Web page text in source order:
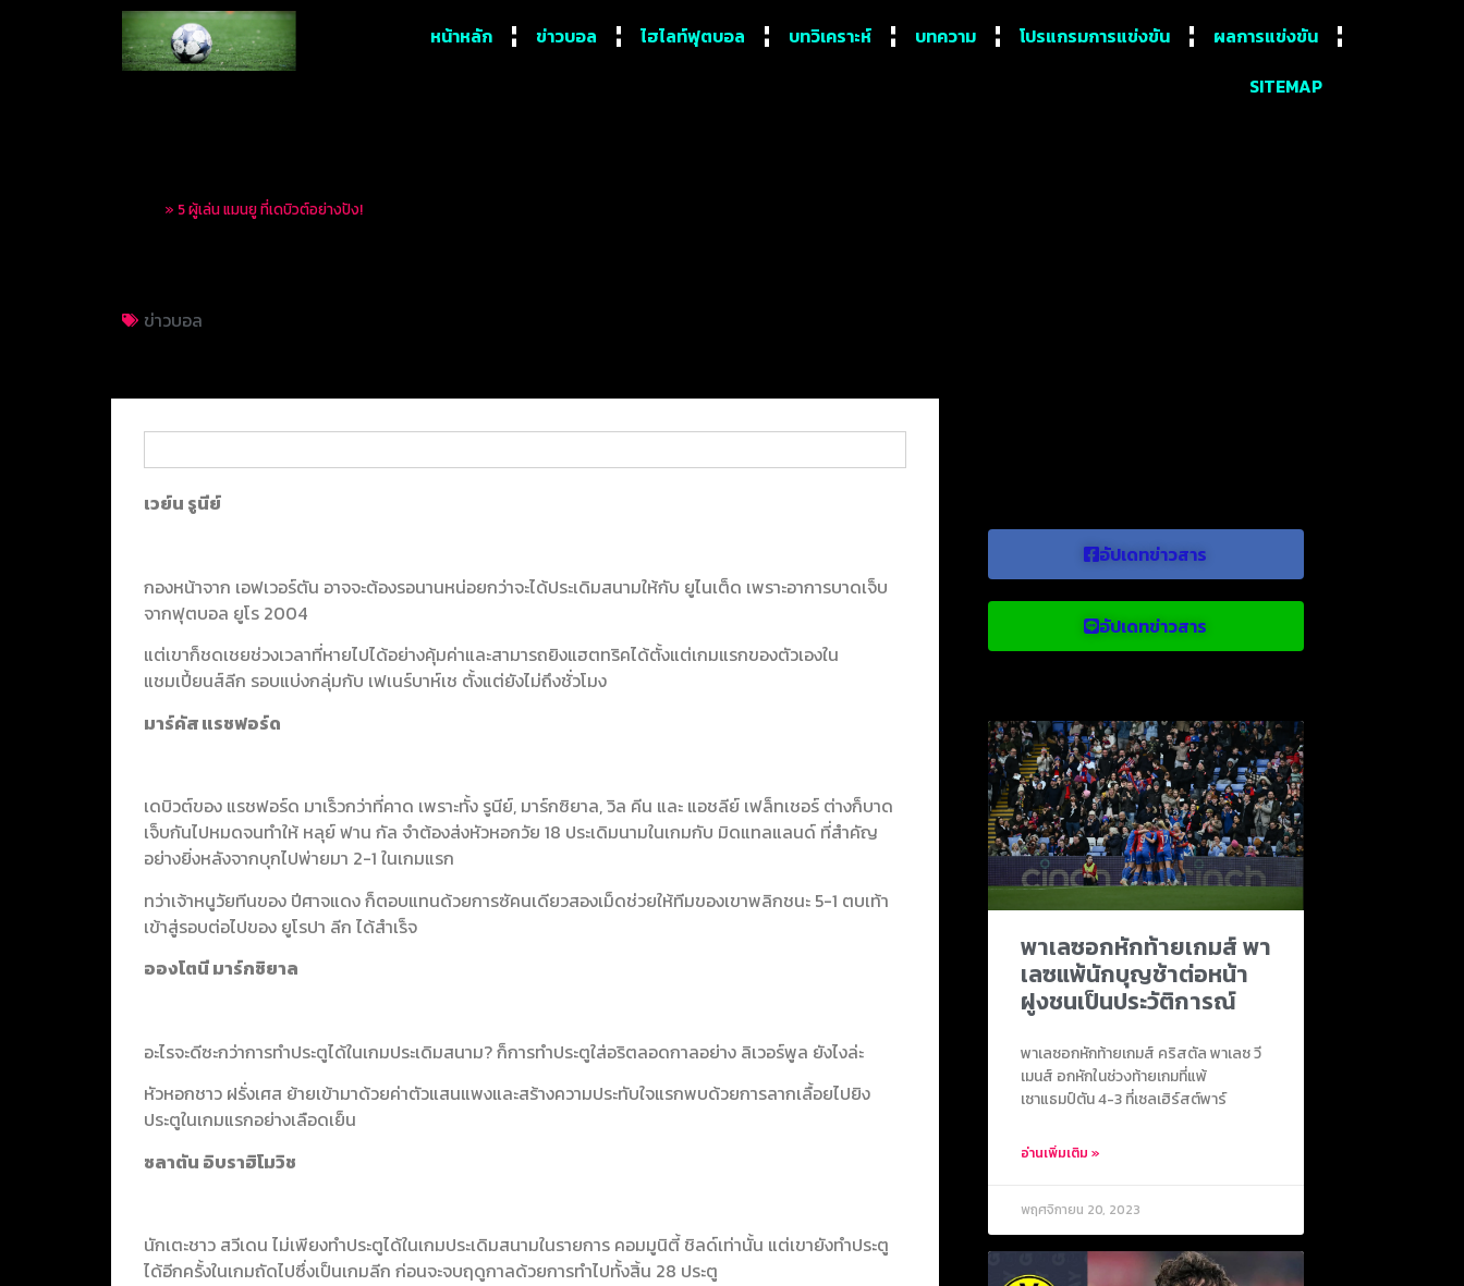
หน้าหลัก ข่าวบอล ไฮไลท์ฟุตบอล บทวิเคราะห์ บทความ โปรแกรมการแข่งขัน
ผลการแข่งขัน
SITEMAP
» 5 ผู้เล่น แมนยู ที่เดบิวต์อย่างปัง!
ข่าวบอล
เวย์น รูนีย์
กองหน้าจาก เอฟเวอร์ตัน อาจจะต้องรอนานหน่อยกว่าจะได้ประเดิมสนามให้กับ ยูไนเต็ด เพราะอาการบาดเจ็บ
จากฟุตบอล ยูโร 2004
แต่เขาก็ชดเชยช่วงเวลาที่หายไปได้อย่างคุ้มค่าและสามารถยิงแฮตทริคได้ตั้งแต่เกมแรกของตัวเองใน
แชมเปี้ยนส์ลีก รอบแบ่งกลุ่มกับ เฟเนร์บาห์เช ตั้งแต่ยังไม่ถึงชั่วโมง
มาร์คัส แรชฟอร์ด
เดบิวต์ของ แรชฟอร์ด มาเร็วกว่าที่คาด เพราะทั้ง รูนีย์, มาร์กซิยาล, วิล คีน และ แอชลีย์ เฟล็ทเชอร์ ต่างก็บาด
เจ็บกันไปหมดจนทำให้ หลุย์ ฟาน กัล จำต้องส่งหัวหอกวัย 18 ประเดิมนามในเกมกับ มิดแทลแลนด์ ที่สำคัญ
อย่างยิ่งหลังจากบุกไปพ่ายมา 2-1 ในเกมแรก
ทว่าเจ้าหนูวัยทีนของ ปีศาจแดง ก็ตอบแทนด้วยการซัคนเดียวสองเม็ดช่วยให้ทีมของเขาพลิกชนะ 5-1 ตบเท้า
เข้าสู่รอบต่อไปของ ยูโรปา ลีก ได้สำเร็จ
อองโตนี มาร์กซิยาล
อะไรจะดีซะกว่าการทำประตูได้ในเกมประเดิมสนาม? ก็การทำประตูใส่อริตลอดกาลอย่าง ลิเวอร์พูล ยังไงล่ะ
หัวหอกชาว ฝรั่งเศส ย้ายเข้ามาด้วยค่าตัวแสนแพงและสร้างความประทับใจแรกพบด้วยการลากเลื้อยไปยิง
ประตูในเกมแรกอย่างเลือดเย็น
ซลาตัน อิบราฮิโมวิช
นักเตะชาว สวีเดน ไม่เพียงทำประตูได้ในเกมประเดิมสนามในรายการ คอมมูนิตี้ ชิลด์เท่านั้น แต่เขายังทำประตู
ได้อีกครั้งในเกมถัดไปซึ่งเป็นเกมลีก ก่อนจะจบฤดูกาลด้วยการทำไปทั้งสิ้น 28 ประตู
อัปเดทข่าวสาร
อัปเดทข่าวสาร
พาเลซอกหักท้ายเกมส์ พา
เลซแพ้นักบุญช้าต่อหน้า
ฝูงชนเป็นประวัติการณ์
พาเลซอกหักท้ายเกมส์ คริสตัล พาเลซ วี
เมนส์ อกหักในช่วงท้ายเกมที่แพ้
เซาแธมป์ตัน 4-3 ที่เซลเฮิร์สต์พาร์
อ่านเพิ่มเติม »
พฤศจิกายน 20, 2023